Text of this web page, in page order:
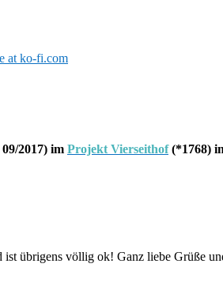
2017) im Projekt Vierseithof(*1768)
übrigens völlig ok! Ganz liebe Grüße